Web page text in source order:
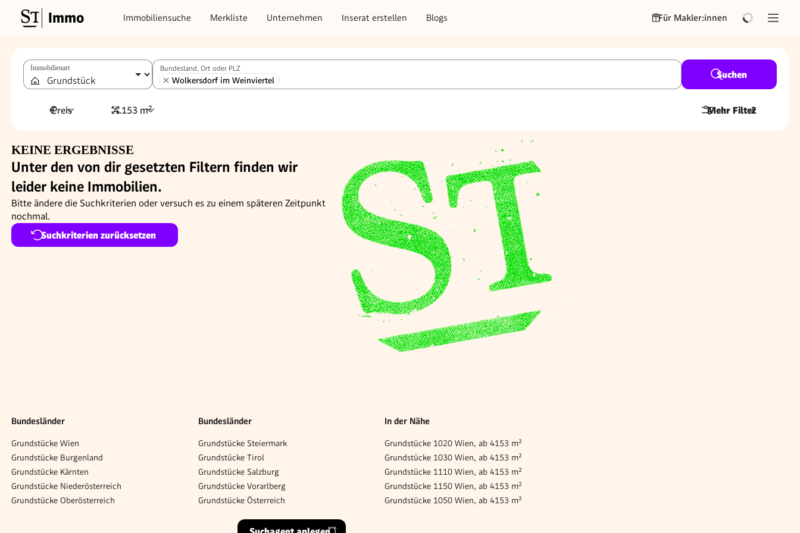
Immo Immobiliensuche Merkliste Unternehmen Inserat erstellen Blogs Für Makler:innen
Immobilienart Bundesland, Ort oder PLZ
Wolkersdorf im Weinviertel
Suchen
Preis 4.153 m² Mehr Filter
2
KEINE ERGEBNISSE
Unter den von dir gesetzten Filtern finden wir
leider keine Immobilien.
Bitte ändere die Suchkriterien oder versuch es zu einem späteren Zeitpunkt
nochmal.
Suchkriterien zurücksetzen
Bundesländer
Grundstücke Wien
Grundstücke Burgenland
Grundstücke Kärnten
Grundstücke Niederösterreich
Grundstücke Oberösterreich
Bundesländer
Grundstücke Steiermark
Grundstücke Tirol
Grundstücke Salzburg
Grundstücke Vorarlberg
Grundstücke Österreich
In der Nähe
Grundstücke 1020 Wien, ab 4153 m²
Grundstücke 1030 Wien, ab 4153 m²
Grundstücke 1110 Wien, ab 4153 m²
Grundstücke 1150 Wien, ab 4153 m²
Grundstücke 1050 Wien, ab 4153 m²